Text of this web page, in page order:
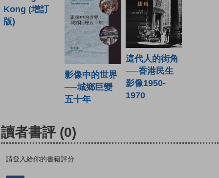
Kong (增訂
版)
影像中的世界
──城鄉巨變
五十年
這代人的街角
──香港民生
影像1950-
1970
讀者書評 (0)
請登入給你的書籍評分